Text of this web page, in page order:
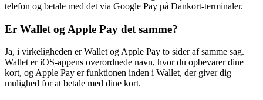
telefon og betale med det via Google Pay på Dankort-terminaler.
Er Wallet og Apple Pay det samme?
Ja, i virkeligheden er Wallet og Apple Pay to sider af samme sag.
Wallet er iOS-appens overordnede navn, hvor du opbevarer dine
kort, og Apple Pay er funktionen inden i Wallet, der giver dig
mulighed for at betale med dine kort.